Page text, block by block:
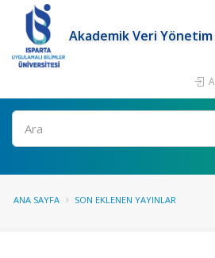
Akademik Veri
Ara
ANA SAYFA SON EKLENEN YAYINLAR